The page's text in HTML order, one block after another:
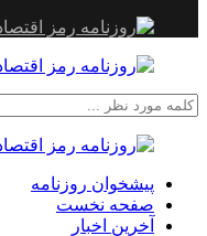
پیشخوان روزنامه
صفحه نخست
آخرین اخبار